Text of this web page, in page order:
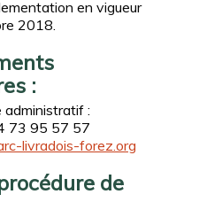
en vigueur
2018.
:
administratif :
73 95 57 57
livradois-forez.org
de